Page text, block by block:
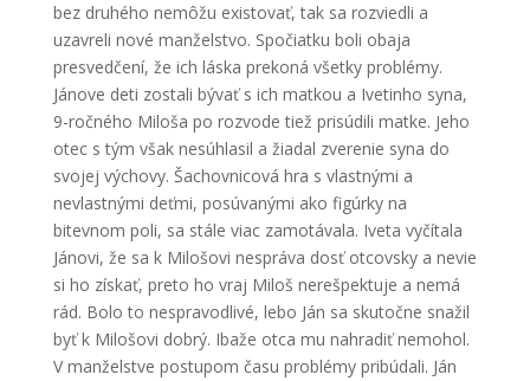
bez druhého nemôžu existovať, tak sa rozviedli a
uzavreli nové manželstvo. Spočiatku boli obaja
presvedčení, že ich láska prekoná všetky problémy.
Jánove deti zostali bývať s ich matkou a Ivetinho syna,
9-ročného Miloša po rozvode tiež prisúdili matke. Jeho
otec s tým však nesúhlasil a žiadal zverenie syna do
svojej výchovy. Šachovnicová hra s vlastnými a
nevlastnými deťmi, posúvanými ako figúrky na
bitevnom poli, sa stále viac zamotávala. Iveta vyčítala
Jánovi, že sa k Milošovi nespráva dosť otcovsky a nevie
si ho získať, preto ho vraj Miloš nerešpektuje a nemá
rád. Bolo to nespravodlivé, lebo Ján sa skutočne snažil
byť k Milošovi dobrý. Ibaže otca mu nahradiť nemohol.
V manželstve postupom času problémy pribúdali. Ján